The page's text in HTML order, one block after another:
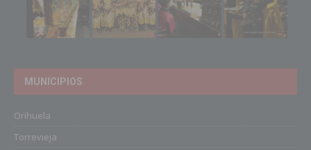
MUNICIPIOS
Orihuela
Torrevieja